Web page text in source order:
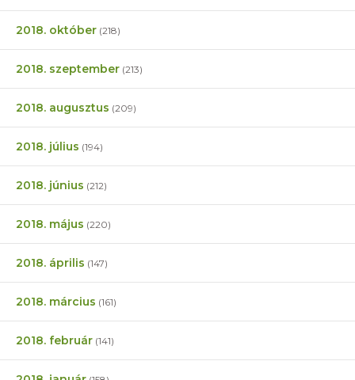
2018. október (218)
2018. szeptember (213)
2018. augusztus (209)
2018. július (194)
2018. június (212)
2018. május (220)
2018. április (147)
2018. március (161)
2018. február (141)